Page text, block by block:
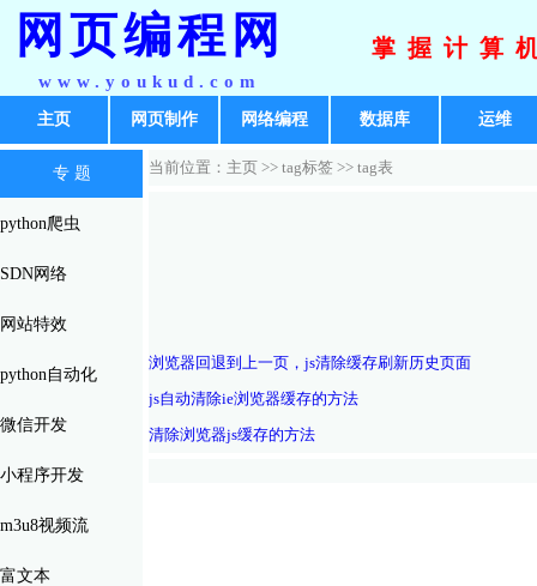
网页编程网
www.youkud.com
掌握计算
主页 网页制作 网络编程 数据库 运维
专 题
python爬虫
SDN网络
网站特效
python自动化
微信开发
小程序开发
m3u8视频流
富文本
当前位置：主页 >> tag标签 >> tag表
浏览器回退到上一页，js清除缓存刷新历史页面
js自动清除ie浏览器缓存的方法
清除浏览器js缓存的方法